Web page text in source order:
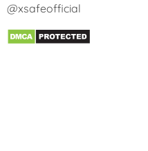
@xsafeofficial